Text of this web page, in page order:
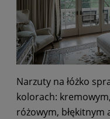
Narzuty na łóżko
kolorach:
różowym,